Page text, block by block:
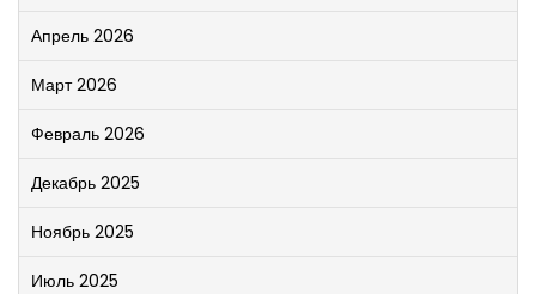
Апрель 2026
Март 2026
Февраль 2026
Декабрь 2025
Ноябрь 2025
Июль 2025